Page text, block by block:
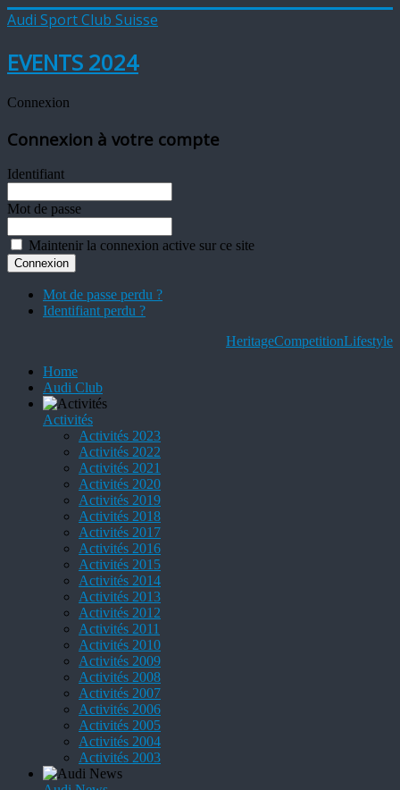
Audi Sport Club Suisse
EVENTS 2024
Connexion
Connexion à votre compte
Identifiant
Mot de passe
Maintenir la connexion active sur ce site
Mot de passe perdu ?
Identifiant perdu ?
HeritageCompetitionLifestyle
Home
Audi Club
Activités
Activités 2023
Activités 2022
Activités 2021
Activités 2020
Activités 2019
Activités 2018
Activités 2017
Activités 2016
Activités 2015
Activités 2014
Activités 2013
Activités 2012
Activités 2011
Activités 2010
Activités 2009
Activités 2008
Activités 2007
Activités 2006
Activités 2005
Activités 2004
Activités 2003